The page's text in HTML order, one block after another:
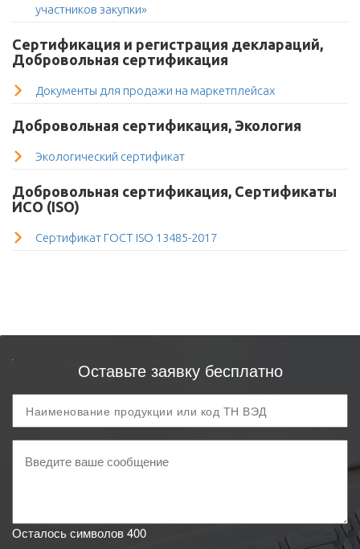
участников закупки»
Сертификация и регистрация деклараций,
Добровольная сертификация
Документы для продажи на маркетплейсах
Добровольная сертификация, Экология
Экологический сертификат
Добровольная сертификация, Сертификаты
ИСО (ISO)
Сертификат ГОСТ ISO 13485-2017
Оставьте заявку бесплатно
код
ВЭД
сообщение
Осталось символов400